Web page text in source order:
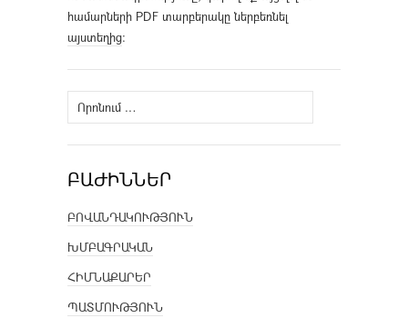
համարների PDF տարբերակը ներբեռնել
այստեղից։
Որոնել՝
ԲԱԺԻՆՆԵՐ
ԲՈՎԱՆԴԱԿՈՒԹՅՈՒՆ
ԽՄԲԱԳՐԱԿԱՆ
ՀԻՄՆԱՔԱՐԵՐ
ՊԱՏՄՈՒԹՅՈՒՆ